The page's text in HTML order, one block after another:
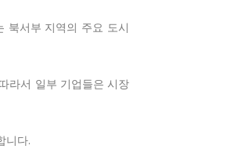
북서부 지역의 주요 도시
라서 일부 기업들은 시장
니다.